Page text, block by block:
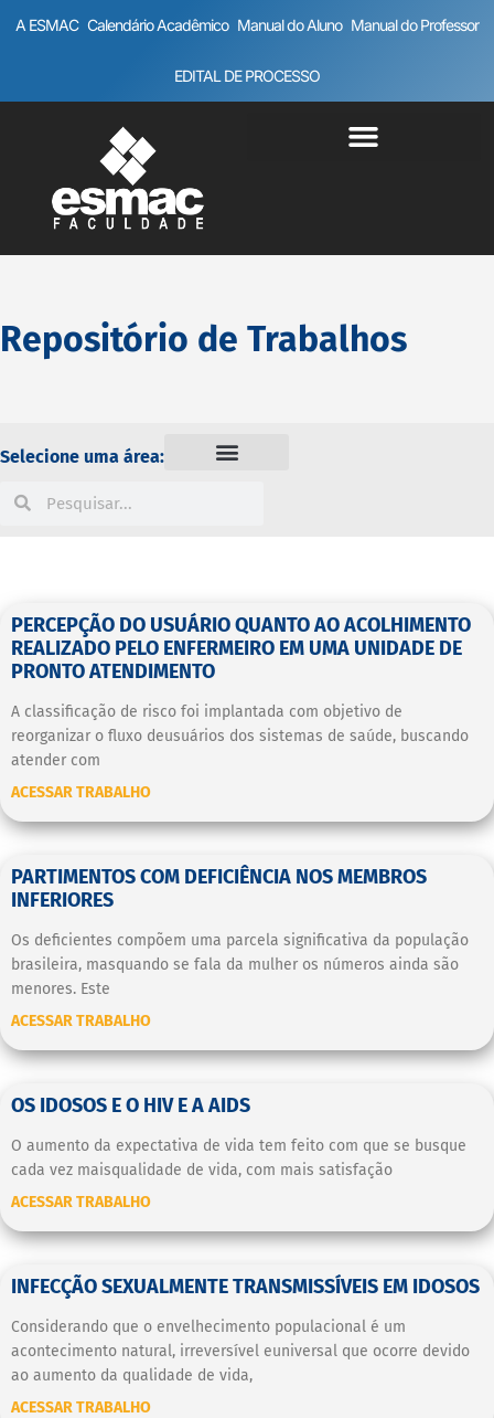
A ESMAC Calendário Acadêmico Manual do Aluno Manual do Professor
EDITAL DE PROCESSO
Repositório de Trabalhos
Selecione uma área:
PERCEPÇÃO DO USUÁRIO QUANTO AO ACOLHIMENTO
REALIZADO PELO ENFERMEIRO EM UMA UNIDADE DE
PRONTO ATENDIMENTO
A classificação de risco foi implantada com objetivo de
reorganizar o fluxo deusuários dos sistemas de saúde, buscando
atender com
ACESSAR TRABALHO
PARTIMENTOS COM DEFICIÊNCIA NOS MEMBROS
INFERIORES
Os deficientes compõem uma parcela significativa da população
brasileira, masquando se fala da mulher os números ainda são
menores. Este
ACESSAR TRABALHO
OS IDOSOS E O HIV E A AIDS
O aumento da expectativa de vida tem feito com que se busque
cada vez maisqualidade de vida, com mais satisfação
ACESSAR TRABALHO
INFECÇÃO SEXUALMENTE TRANSMISSÍVEIS EM IDOSOS
Considerando que o envelhecimento populacional é um
acontecimento natural, irreversível euniversal que ocorre devido
ao aumento da qualidade de vida,
ACESSAR TRABALHO